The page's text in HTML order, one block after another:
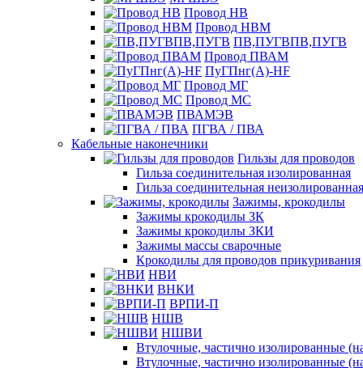
Провод НВ
Провод НВМ
ПВ,ПУГВПВ,ПУГВ
Провод ПВАМ
ПуГПнг(A)-HF
Провод МГ
Провод МС
ПВАМЭВ
ПГВА / ПВА
Кабельные наконечники
Гильзы для проводов
Гильза соединительная изолированная
Гильза соединительная неизолированная
Зажимы, крокодилы
Зажимы крокодилы ЗК
Зажимы крокодилы ЗКИ
Зажимы массы сварочные
Крокодилы для проводов прикуривания
НВИ
ВНКИ
ВРПИ-П
НШВ
НШВИ
Втулочные, частично изолированные
Втулочные, частично изолированные